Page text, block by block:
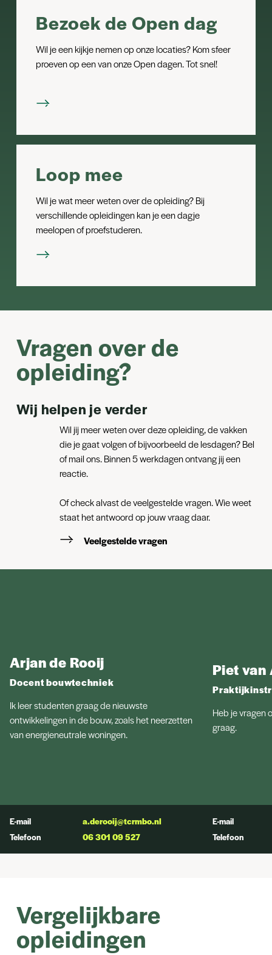
Bezoek de Open dag
Wil je een kijkje nemen op onze locaties? Kom sfeer
proeven op een van onze Open dagen. Tot snel!
Loop mee
Wil je wat meer weten over de opleiding? Bij
verschillende opleidingen kan je een dagje
meelopen of proefstuderen.
Vragen over de
opleiding?
Wij helpen je verder
Wil jij meer weten over deze opleiding, de vakken
die je gaat volgen of bijvoorbeeld de lesdagen? Bel
of mail ons. Binnen 5 werkdagen ontvang jij een
reactie.
Of check alvast de veelgestelde vragen. Wie weet
staat het antwoord op jouw vraag daar.
Veelgestelde vragen
Arjan de Rooij
Docent bouwtechniek
Ik leer studenten graag de nieuwste
ontwikkelingen in de bouw, zoals het neerzetten
van energieneutrale woningen.
E-mail
a.derooij@tcrmbo.nl
Telefoon
06 301 09 527
Piet van
Heb je vragen
graag.
E-mail
Telefoon
Vergelijkbare
opleidingen